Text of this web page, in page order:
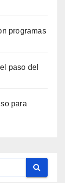
programas
paso del
para